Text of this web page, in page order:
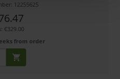
12255625
€329.00
from order